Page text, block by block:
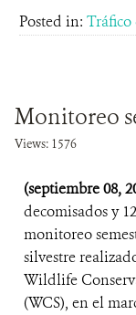
Posted in: Tráfico
Monitoreo
Views: 1576
(septiembre 08,
decomisados ​y
monitoreo
silvestre
Wildlife
(WCS), en el